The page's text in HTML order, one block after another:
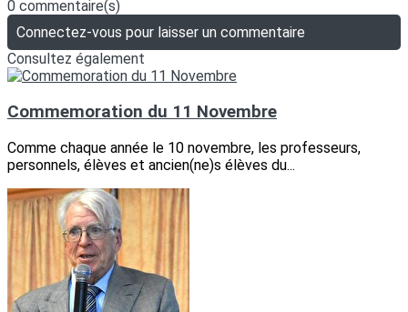
0 commentaire(s)
Connectez-vous pour laisser un commentaire
Consultez également
Commemoration du 11 Novembre
Comme chaque année le 10 novembre, les professeurs,
personnels, élèves et ancien(ne)s élèves du...